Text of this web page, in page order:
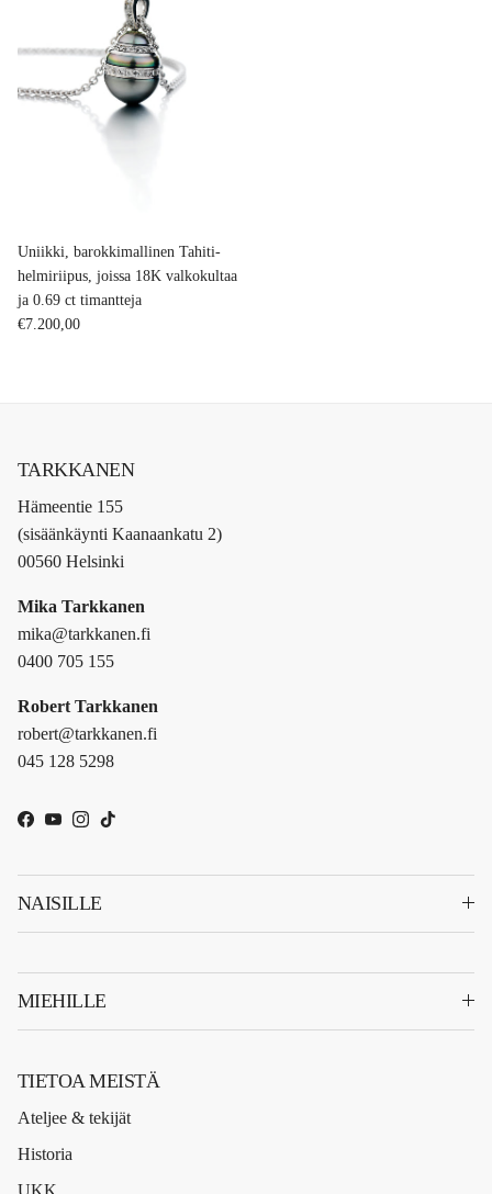
Uniikki, barokkimallinen Tahiti-
helmiriipus, joissa 18K valkokultaa
ja 0.69 ct timantteja
Normaalihinta
€7.200,00
TARKKANEN
Hämeentie 155
(sisäänkäynti Kaanaankatu 2)
00560 Helsinki
Mika Tarkkanen
mika@tarkkanen.fi
0400 705 155
Robert Tarkkanen
robert@tarkkanen.fi
045 128 5298
Facebook
YouTube
Instagram
TikTok
NAISILLE
MIEHILLE
TIETOA MEISTÄ
Ateljee & tekijät
Historia
UKK